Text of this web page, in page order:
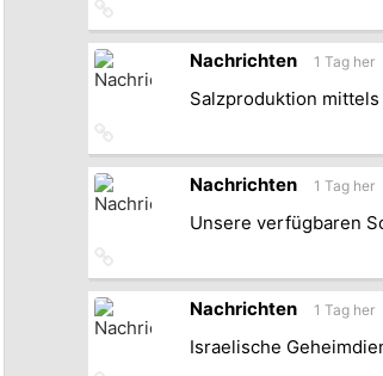
zum
Originalbeitrag
Nachrichten 1 Tag her
Salzproduktion
zum
Originalbeitrag
Nachrichten 1 Tag her
Unsere verfügbaren
zum
Originalbeitrag
Nachrichten 1 Tag her
Israelische